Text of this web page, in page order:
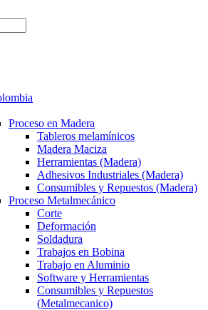
Proceso en Madera
Tableros melamínicos
Madera Maciza
Herramientas (Madera)
Adhesivos Industriales (Madera)
Consumibles y Repuestos (Madera)
Proceso Metalmecánico
Corte
Deformación
Soldadura
Trabajos en Bobina
Trabajo en Aluminio
Software y Herramientas
Consumibles y Repuestos
(Metalmecanico)